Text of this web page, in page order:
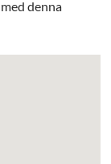
denna